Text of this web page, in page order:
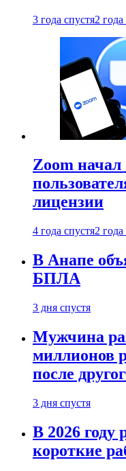
3 года спустя2 года
Zoom
лицензии
4 года спустя2 года
В Анапе
БПЛА
3 дня спустя
Мужчина
миллионов
после
3 дня спустя
В 2026 году
короткие